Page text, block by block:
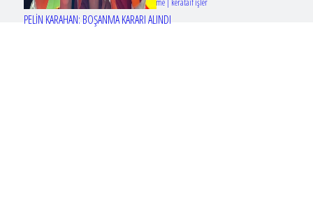
PELİN KARAHAN: BOŞANMA KARARI ALINDI
Tasarım & Geliştirme | kerataif işler